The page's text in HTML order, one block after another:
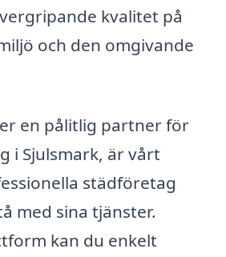
kvalitet på
och den omgivande
en pålitlig partner för
i Sjulsmark, är vårt
städföretag
med sina tjänster.
kan du enkelt